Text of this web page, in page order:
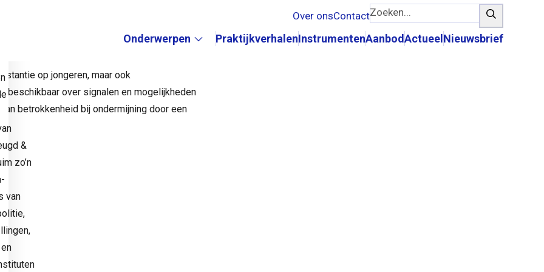
Submenu:
Onderwerpen PraktijkverhalenInstrumentenAanbodActueel Nieuwsbrief
Over onsContactZoeken... Zoeken
crimi-score berekend. Zo krijgt de jongere een
grappig GIFje, dat hij of zij via sociale media
op jongeren, maar ook
beschikbaar over signalen en mogelijkheden
betrokkenheid bij ondermijning door een
&
zo’n
van